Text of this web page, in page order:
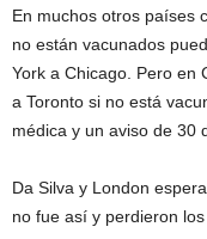
En muchos otros países
no están vacunados
York a Chicago. Pero en
a Toronto si no está
médica y un aviso de 30
Da Silva y London
no fue así y perdieron